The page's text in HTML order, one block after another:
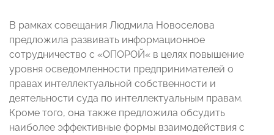
В рамках совещания Людмила Новоселова
предложила развивать информационное
сотрудничество с «ОПОРОЙ« в целях повышение
уровня осведомленности предпринимателей о
правах интеллектуальной собственности и
деятельности суда по интеллектуальным правам.
Кроме того, она также предложила обсудить
наиболее эффективные формы взаимодействия с